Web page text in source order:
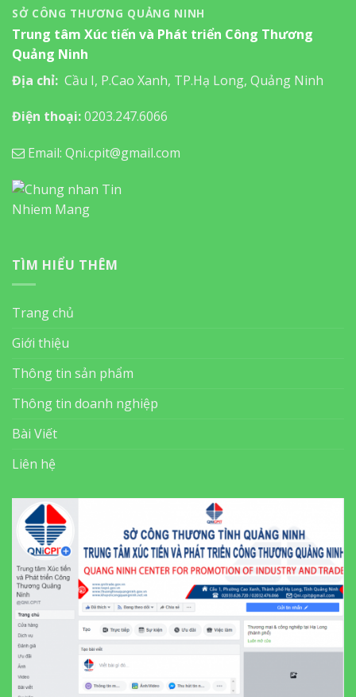
SỞ CÔNG THƯƠNG QUẢNG NINH
Trung tâm Xúc tiến và Phát triển Công Thương
Quảng Ninh
Địa chỉ: Cầu I, P.Cao Xanh, TP.Hạ Long, Quảng Ninh
Điện thoại:0203.247.6066
Email: Qni.cpit@gmail.com
TÌM HIỂU THÊM
Trang chủ
Giới thiệu
Thông tin sản phẩm
Thông tin doanh nghiệp
Bài Viết
Liên hệ